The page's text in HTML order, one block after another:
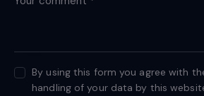
By using this form you agree with
handling of your data by this